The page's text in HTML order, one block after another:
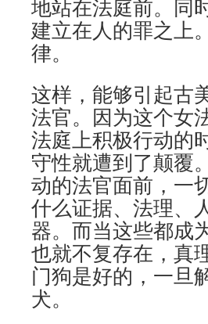
地站在法庭前。同
建立在人的罪之上
律。
这样，能够引起古
法官。因为这个女
法庭上积极行动的
守性就遭到了颠覆
动的法官面前，一
什么证据、法理、
器。而当这些都成
也就不复存在，真
门狗是好的，一旦
犬。